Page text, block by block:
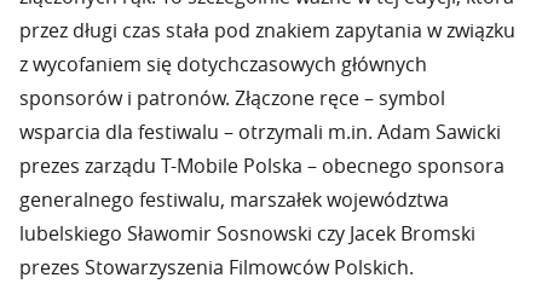
przez długi czas stała pod znakiem zapytania w związku
z wycofaniem się dotychczasowych głównych
sponsorów i patronów. Złączone ręce – symbol
wsparcia dla festiwalu – otrzymali m.in. Adam Sawicki
prezes zarządu T-Mobile Polska – obecnego sponsora
generalnego festiwalu, marszałek województwa
lubelskiego Sławomir Sosnowski czy Jacek Bromski
prezes Stowarzyszenia Filmowców Polskich.